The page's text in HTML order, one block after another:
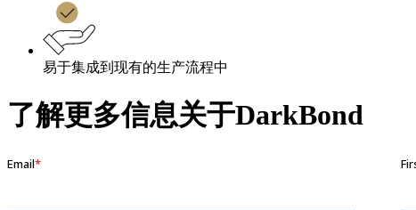
易于集成到现有的生产流程中
了解更多信息关于DarkBond